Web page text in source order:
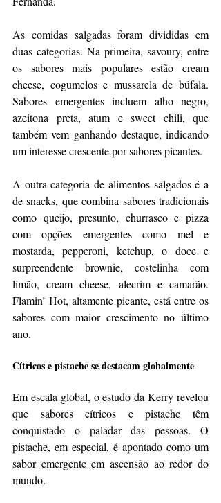
As comidas salgadas foram divididas em
duas categorias. Na primeira, savoury, entre
os sabores mais populares estão cream
cheese, cogumelos e mussarela de búfala.
Sabores emergentes incluem alho negro,
azeitona preta, atum e sweet chili, que
também vem ganhando destaque, indicando
um interesse crescente por sabores picantes.
A outra categoria de alimentos salgados é a
de snacks, que combina sabores tradicionais
como queijo, presunto, churrasco e pizza
com opções emergentes como mel e
mostarda, pepperoni, ketchup, o doce e
surpreendente brownie, costelinha com
limão, cream cheese, alecrim e camarão.
Flamin’ Hot, altamente picante, está entre os
sabores com maior crescimento no último
ano.
Cítricos e pistache se destacam globalmente
Em escala global, o estudo da Kerry revelou
que sabores cítricos e pistache têm
conquistado o paladar das pessoas. O
pistache, em especial, é apontado como um
sabor emergente em ascensão ao redor do
mundo.